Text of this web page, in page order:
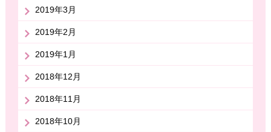
2019年3月
2019年2月
2019年1月
2018年12月
2018年11月
2018年10月